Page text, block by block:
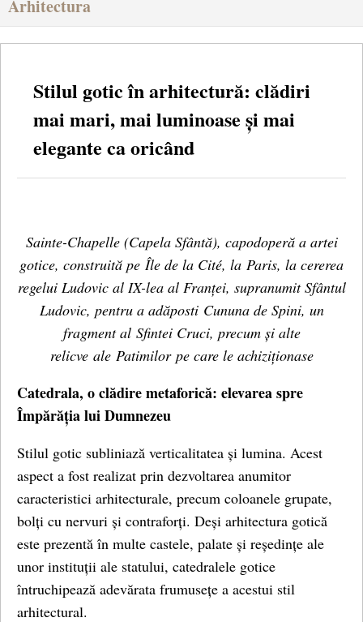
Arhitectura
Stilul gotic în arhitectură: clădiri
mai mari, mai luminoase și mai
elegante ca oricând
Sainte-Chapelle (Capela Sfântă), capodoperă a artei
gotice, construită pe Île de la Cité, la Paris, la cererea
regelui Ludovic al IX-lea al Franței, supranumit Sfântul
Ludovic, pentru a adăposti Cununa de Spini, un
fragment al Sfintei Cruci, precum și alte
relicve ale Patimilor pe care le achiziționase
Catedrala, o clădire metaforică: elevarea spre
Împărăția lui Dumnezeu
Stilul gotic subliniază verticalitatea și lumina. Acest
aspect a fost realizat prin dezvoltarea anumitor
caracteristici arhitecturale, precum coloanele grupate,
bolți cu nervuri și contraforți. Deși arhitectura gotică
este prezentă în multe castele, palate și reședințe ale
unor instituții ale statului, catedralele gotice
întruchipează adevărata frumusețe a acestui stil
arhitectural.